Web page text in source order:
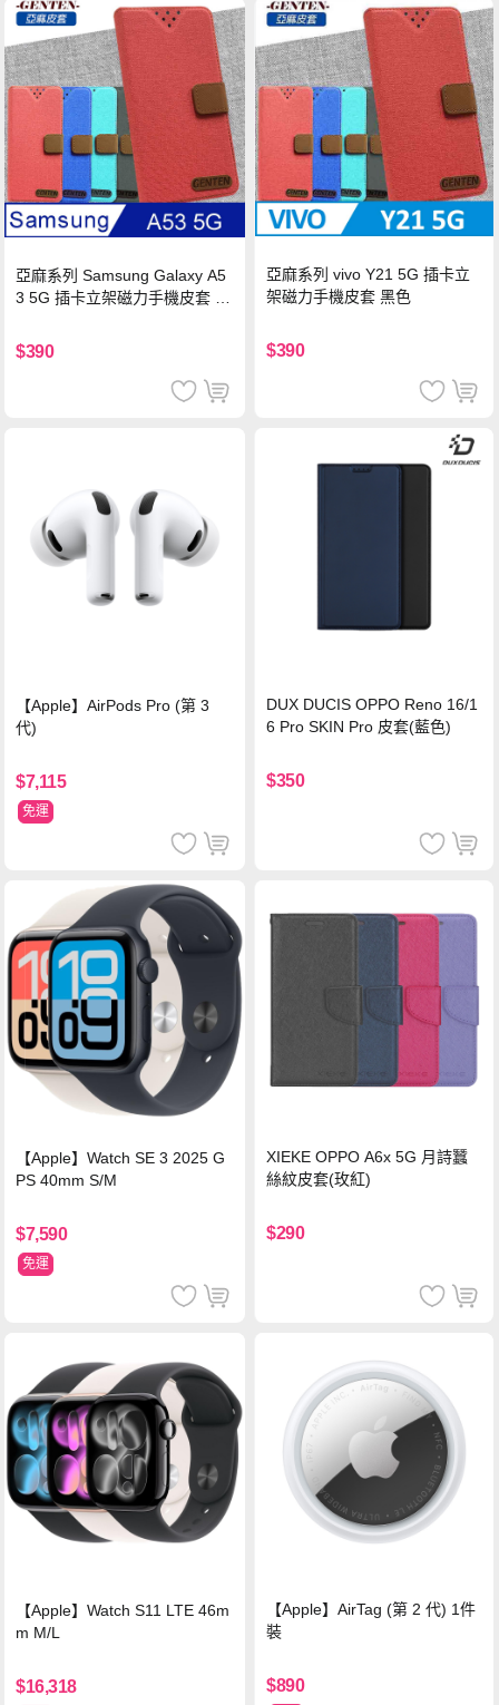
亞麻系列 Samsung Galaxy A5
3 5G 插卡立架磁力手機皮套 藍
$390
亞麻系列 vivo Y21 5G 插卡立
架磁力手機皮套 黑色
$390
【Apple】AirPods Pro (第 3
代)
$7,115
免運
DUX DUCIS OPPO Reno 16/1
6 Pro SKIN Pro 皮套(藍色)
$350
【Apple】Watch SE 3 2025 G
PS 40mm S/M
$7,590
免運
XIEKE OPPO A6x 5G 月詩蠶
絲紋皮套(玫紅)
$290
【Apple】Watch S11 LTE 46m
m M/L
$16,318
【Apple】AirTag (第 2 代) 1件
裝
$890